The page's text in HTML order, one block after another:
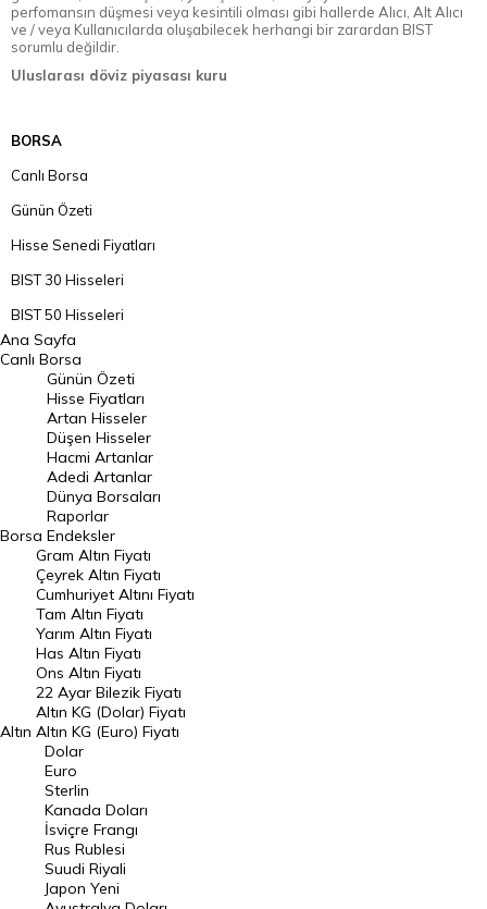
perfomansın düşmesi veya kesintili olması gibi hallerde Alıcı, Alt Alıcı
ve / veya Kullanıcılarda oluşabilecek herhangi bir zarardan BIST
sorumlu değildir.
Uluslarası döviz piyasası kuru
BORSA
Canlı Borsa
Günün Özeti
Hisse Senedi Fiyatları
BIST 30 Hisseleri
BIST 50 Hisseleri
BIST 100 Hisseleri
En Çok Artan Hisseler
En Çok Düşen Hisseler
Hacmi Artanlar
Geçmiş Kapanışlar
Dünya Borsaları
Raporlar
Endeksler
DÖVİZ
Döviz Kuru
Dolar Kuru
Euro Kuru
Pound Kuru
Frank Kuru
Riyal Kuru
Avustralya Doları
Ana Sayfa
Canlı Borsa
Borsa
Günün Özeti
Hisse Fiyatları
Artan Hisseler
Düşen Hisseler
Hacmi Artanlar
Adedi Artanlar
Dünya Borsaları
Raporlar
Endeksler
Altın
Gram Altın Fiyatı
Çeyrek Altın Fiyatı
Cumhuriyet Altını Fiyatı
Tam Altın Fiyatı
Yarım Altın Fiyatı
Has Altın Fiyatı
Ons Altın Fiyatı
22 Ayar Bilezik Fiyatı
Altın KG (Dolar) Fiyatı
Altın KG (Euro) Fiyatı
Dolar
Euro
Sterlin
Kanada Doları
İsviçre Frangı
Rus Rublesi
Suudi Riyali
Japon Yeni